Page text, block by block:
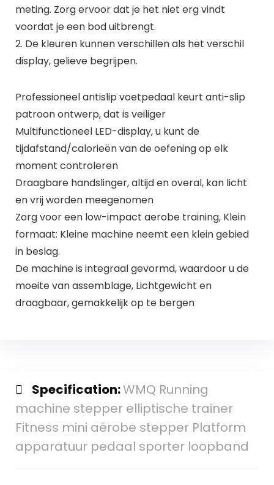
meting. Zorg ervoor dat je het niet erg vindt
voordat je een bod uitbrengt.
2. De kleuren kunnen verschillen als het verschil
display, gelieve begrijpen.
Professioneel antislip voetpedaal keurt anti-slip
patroon ontwerp, dat is veiliger
Multifunctioneel LED-display, u kunt de
tijdafstand/calorieën van de oefening op elk
moment controleren
Draagbare handslinger, altijd en overal, kan licht
en vrij worden meegenomen
Zorg voor een low-impact aerobe training, Klein
formaat: Kleine machine neemt een klein gebied
in beslag.
De machine is integraal gevormd, waardoor u de
moeite van assemblage, Lichtgewicht en
draagbaar, gemakkelijk op te bergen
Specification:WMQ Running
machine stepper elliptische trainer
Fitness mini aërobe stepper Platform
apparatuur pedaal sporter loopband